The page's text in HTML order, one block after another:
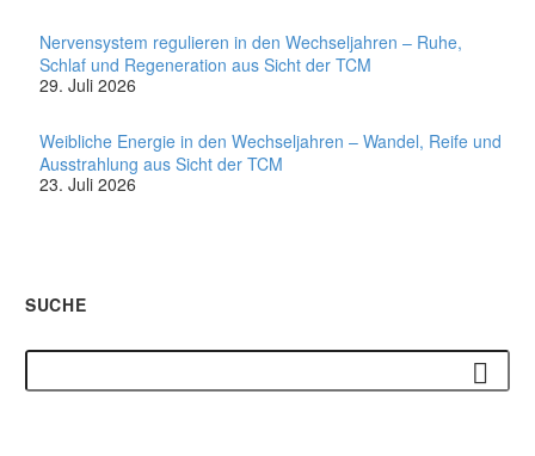
Nervensystem regulieren in den Wechseljahren – Ruhe,
Schlaf und Regeneration aus Sicht der TCM
29. Juli 2026
Weibliche Energie in den Wechseljahren – Wandel, Reife und
Ausstrahlung aus Sicht der TCM
23. Juli 2026
SUCHE